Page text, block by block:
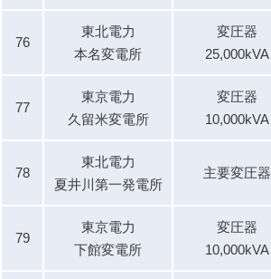
76
東北電力
本名変電所
変圧器
25,000kVA
77
東京電力
久留米変電所
変圧器
10,000kVA
78
東北電力
夏井川第一発電所
主要変圧器
79
東京電力
下館変電所
変圧器
10,000kVA